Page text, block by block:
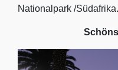
Nationalpark /Südafrika.